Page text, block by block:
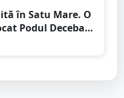
în Satu Mare. O
Podul Decebal.